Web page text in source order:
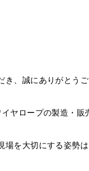
、誠にありがとうご
ヤロープの製造・
を大切にする姿勢